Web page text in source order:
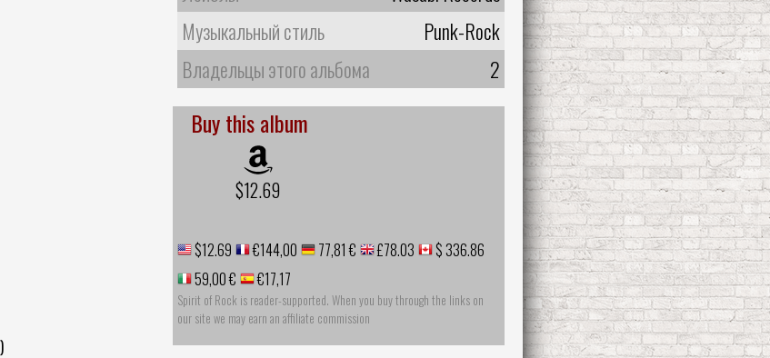
Музыкальный стиль
Punk-Rock
Владельцы этого альбома
2
Buy this album
$12.69
$12.69 €144,00 77,81 € £78.03
$ 336.86
59,00 €
€17,17
Spirit of Rock is reader-supported. When you buy through the links on
our site we may earn an affiliate commission